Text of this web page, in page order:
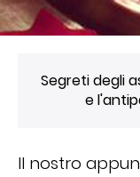
Segreti degli
e
Il nostro